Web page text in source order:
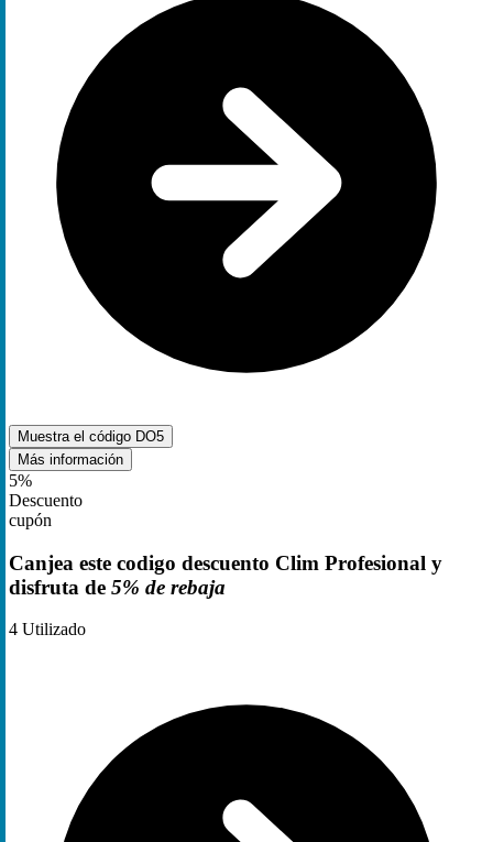
Muestra el código DO5
Más información
5%
Descuento
cupón
Canjea este codigo descuento Clim Profesional y
disfruta de 5% de rebaja
4 Utilizado